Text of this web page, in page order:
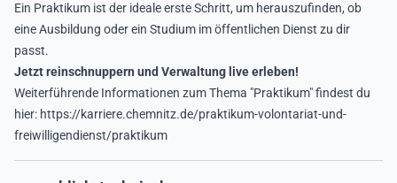
Ein Praktikum ist der ideale erste Schritt, um herauszufinden, ob
eine Ausbildung oder ein Studium im öffentlichen Dienst zu dir
passt.
Jetzt reinschnuppern und Verwaltung live erleben!
Weiterführende Informationen zum Thema "Praktikum" findest du
hier: https://karriere.chemnitz.de/praktikum-volontariat-und-
freiwilligendienst/praktikum